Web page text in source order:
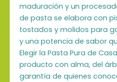
maduración y un
de pasta se elabora con
tostados y molidos para
y una potencia de sabor
Elegir la Pasta Pura de
producto con alma, del
garantía de quienes